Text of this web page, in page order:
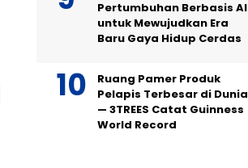
Pertumbuhan Berbasis AI
untuk Mewujudkan Era
Baru Gaya Hidup Cerdas
Ruang Pamer Produk
Pelapis Terbesar di Dunia
— 3TREES Catat Guinness
World Record